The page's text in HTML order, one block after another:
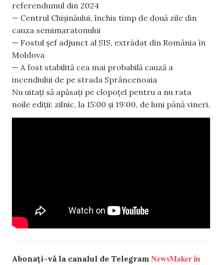
referendumul din 2024
— Centrul Chișinăului, închis timp de două zile din
cauza semimaratonului
— Fostul șef adjunct al SIS, extrădat din România în
Moldova
— A fost stabilită cea mai probabilă cauză a
incendiului de pe strada Sprâncenoaia
Nu uitați să apăsați pe clopoțel pentru a nu rata
noile ediții: zilnic, la 15:00 și 19:00, de luni până vineri.
Abonați-vă la canalul de Telegram NewsMaker în